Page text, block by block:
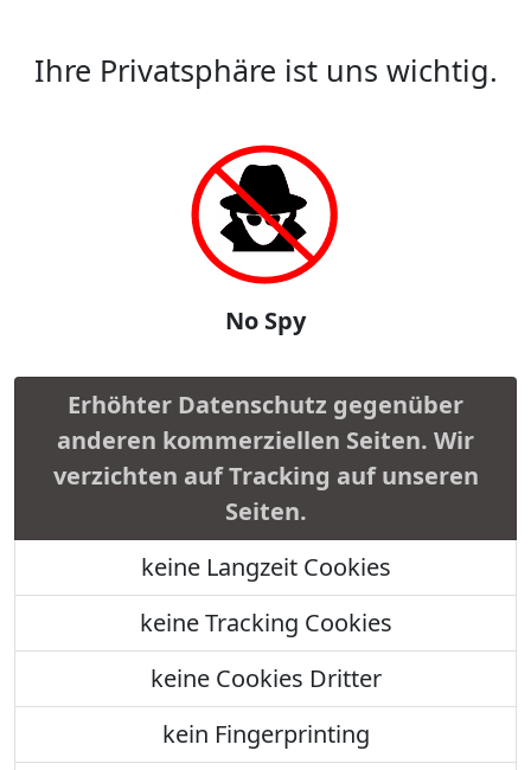
Ihre Privatsphäre ist uns wichtig.
No Spy
Erhöhter Datenschutz gegenüber
anderen kommerziellen Seiten. Wir
verzichten auf Tracking auf unseren
Seiten.
keine Langzeit Cookies
keine Tracking Cookies
keine Cookies Dritter
kein Fingerprinting